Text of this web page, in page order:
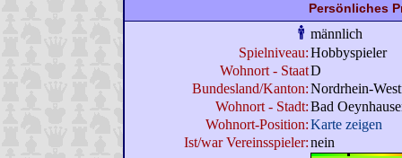
Persönliches
männlich
Spielniveau:Hobbyspieler
Wohnort - StaatD
Bundesland/Kanton:Nordrhein-
Wohnort - Stadt:Bad
Wohnort-Position:Karte zeigen
Ist/war Vereinsspieler:nein